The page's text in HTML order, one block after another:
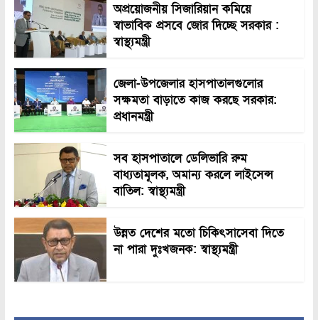
অপ্রয়োজনীয় সিজারিয়ান কমিয়ে
স্বাভাবিক প্রসবে জোর দিচ্ছে সরকার :
স্বাস্থ্যমন্ত্রী
জেলা-উপজেলার হাসপাতালগুলোর
সক্ষমতা বাড়াতে কাজ করছে সরকার:
প্রধানমন্ত্রী
সব হাসপাতালে ডেলিভারি রুম
বাধ্যতামূলক, অমান্য করলে লাইসেন্স
বাতিল: স্বাস্থ্যমন্ত্রী
উন্নত দেশের মতো চিকিৎসাসেবা দিতে
না পারা দুঃখজনক: স্বাস্থ্যমন্ত্রী